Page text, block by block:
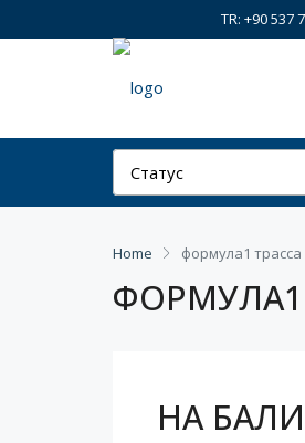
TR: +90 537
Статус
Home формула1 трасса
ФОРМУЛА1
НА